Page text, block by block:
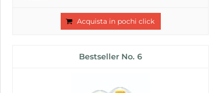
Acquista in pochi click
6